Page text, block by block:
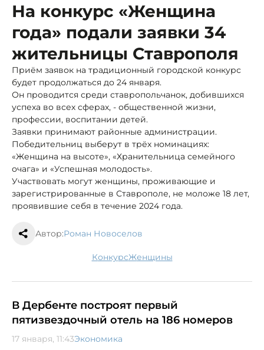
На конкурс «Женщина
года» подали заявки 34
жительницы Ставрополя
Приём заявок на традиционный городской конкурс
будет продолжаться до 24 января.
Он проводится среди ставропольчанок, добившихся
успеха во всех сферах, - общественной жизни,
профессии, воспитании детей.
Заявки принимают районные администрации.
Победительниц выберут в трёх номинациях:
«Женщина на высоте», «Хранительница семейного
очага» и «Успешная молодость».
Участвовать могут женщины, проживающие и
зарегистрированные в Ставрополе, не моложе 18 лет,
проявившие себя в течение 2024 года.
Автор:Роман Новоселов
конкурс женщины
В Дербенте построят первый
пятизвездочный отель на 186 номеров
17 января, 11:43Экономика